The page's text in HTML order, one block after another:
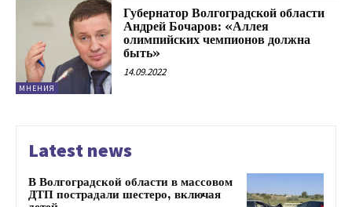
МНЕНИЯ
Губернатор Волгоградской области
Андрей Бочаров: «Аллея
олимпийских чемпионов должна
быть»
14.09.2022
Latest news
В Волгоградской области в массовом
ДТП пострадали шестеро, включая